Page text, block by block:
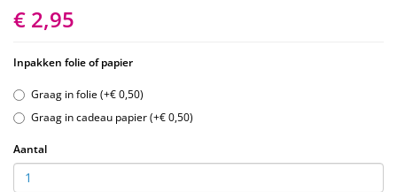
€ 2,95
Inpakken folie of papier
Graag in folie (+€ 0,50)
Graag in cadeau papier (+€ 0,50)
Aantal